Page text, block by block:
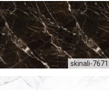
skinali-7671